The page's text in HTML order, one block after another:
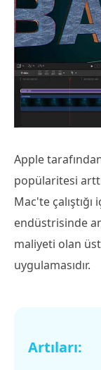
Apple
popülaritesi
Mac'te
endüstrisinde
maliyeti olan
uygulamasıdır.
Artıları: